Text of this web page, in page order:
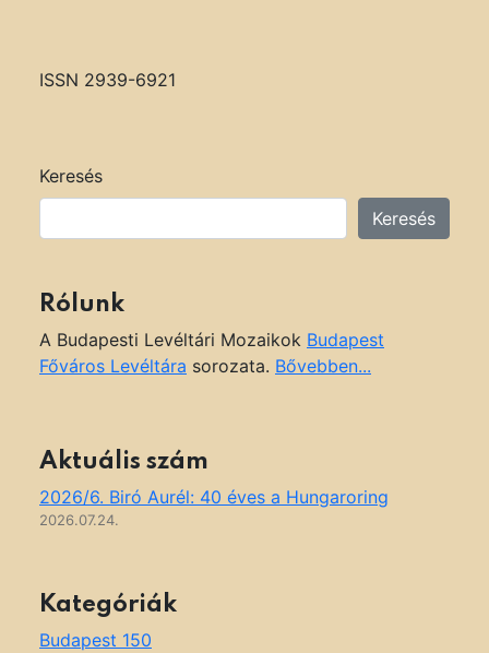
ISSN 2939-6921
Keresés
Keresés
Rólunk
A Budapesti Levéltári Mozaikok Budapest
Főváros Levéltára sorozata. Bővebben...
Aktuális szám
2026/6. Biró Aurél: 40 éves a Hungaroring
2026.07.24.
Kategóriák
Budapest 150